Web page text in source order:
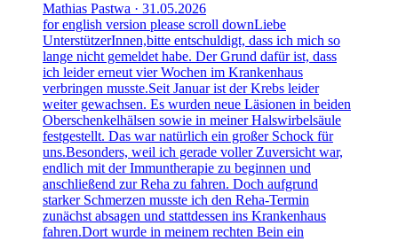
Mathias Pastwa · 31.05.2026
for english version please scroll downLiebe
UnterstützerInnen,bitte entschuldigt, dass ich mich so
lange nicht gemeldet habe. Der Grund dafür ist, dass
ich leider erneut vier Wochen im Krankenhaus
verbringen musste.Seit Januar ist der Krebs leider
weiter gewachsen. Es wurden neue Läsionen in beiden
Oberschenkelhälsen sowie in meiner Halswirbelsäule
festgestellt. Das war natürlich ein großer Schock für
uns.Besonders, weil ich gerade voller Zuversicht war,
endlich mit der Immuntherapie zu beginnen und
anschließend zur Reha zu fahren. Doch aufgrund
starker Schmerzen musste ich den Reha-Termin
zunächst absagen und stattdessen ins Krankenhaus
fahren.Dort wurde in meinem rechten Bein ein